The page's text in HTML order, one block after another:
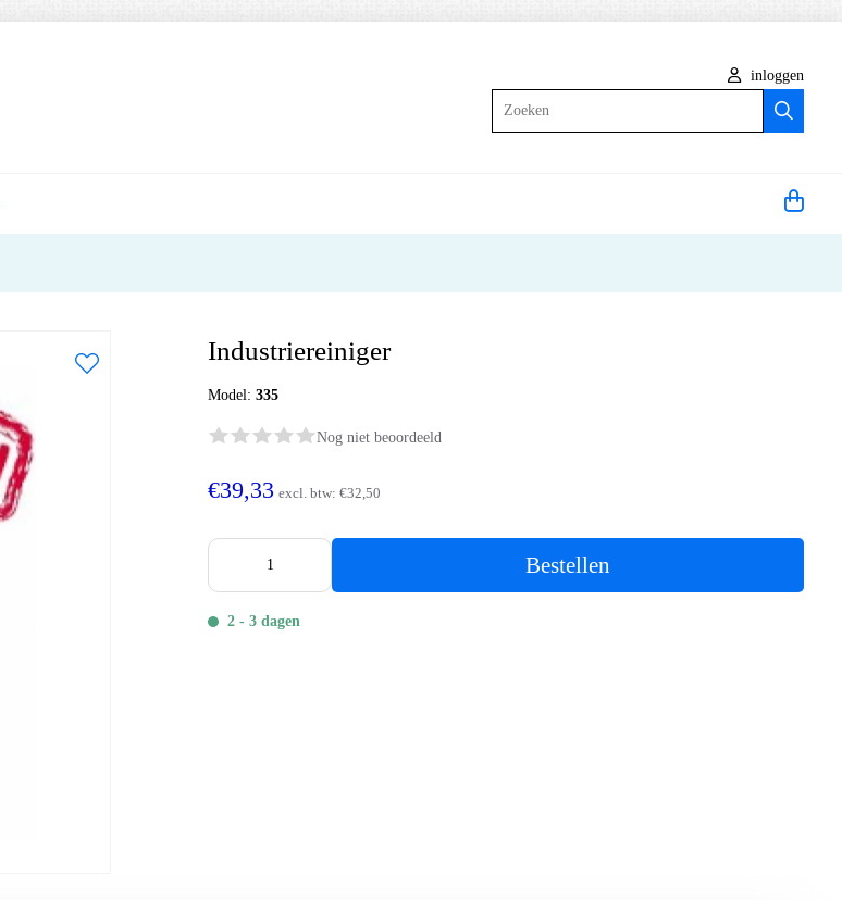
inloggen
Industriereiniger
Model:335
Nog niet beoordeeld
€39,33 excl. btw:€32,50
Bestellen
2 - 3 dagen